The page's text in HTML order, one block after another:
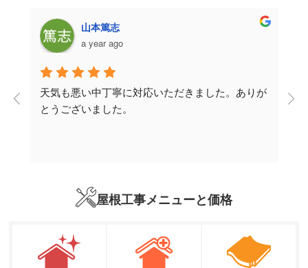
山本篤志
a year ago
天気も悪い中丁寧に対応いただきました。ありが
とうございました。
屋根工事メニューと価格